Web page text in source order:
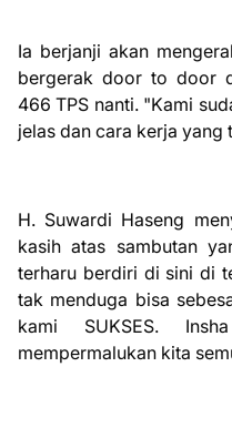
Ia berjanji akan
bergerak door to door
466 TPS nanti. "Kami
jelas dan cara kerja yang
H. Suwardi Haseng
kasih atas sambutan
terharu berdiri di sini di
tak menduga bisa
kami SUKSES.
mempermalukan kita